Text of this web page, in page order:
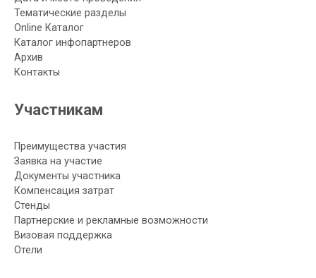
Тематические разделы
Online Каталог
Каталог инфопартнеров
Архив
Контакты
Участникам
Преимущества участия
Заявка на участие
Документы участника
Компенсация затрат
Стенды
Партнерские и рекламные возможности
Визовая поддержка
Отели